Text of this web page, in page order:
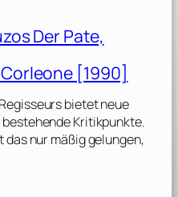
Der Pate,
[1990]
bietet neue
Kritikpunkte.
das nur mäßig gelungen,